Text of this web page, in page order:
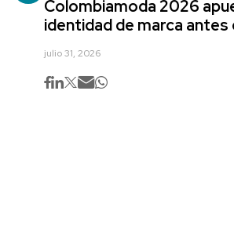
Colombiamoda 2026
identidad de marca antes
julio 31, 2026